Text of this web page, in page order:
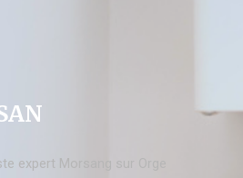
expert Morsang sur Orge